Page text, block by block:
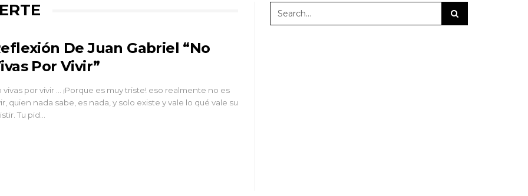
De Juan Gabriel “No
Por Vivir”
vivas por vivir ... ¡Porque es muy triste! eso realmente no es
quien nada sabe, es nada, y solo existe y vale lo qué vale su
Tu pid…